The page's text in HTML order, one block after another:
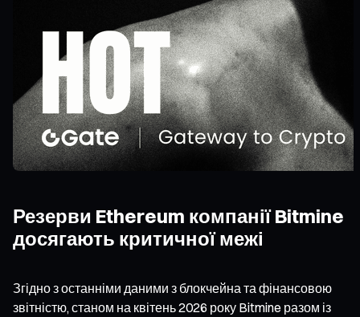
Резерви Ethereum компанії Bitmine
досягають критичної межі
Згідно з останніми даними з блокчейна та фінансовою
звітністю, станом на квітень 2026 року Bitmine разом із